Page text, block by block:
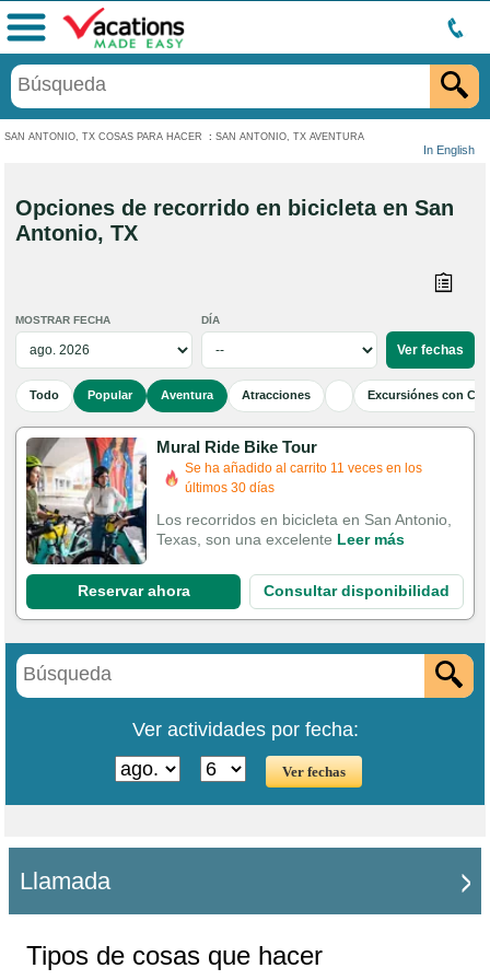
SAN ANTONIO, TX COSAS PARA HACER : SAN ANTONIO, TX AVENTURA
In English
Menú
Opciones de recorrido en bicicleta en San
Antonio, TX
MOSTRAR FECHA DÍA
Todo Popular Aventura Atracciones Excursiónes con
Mural Ride Bike Tour
Se ha añadido al carrito 11 veces en los
últimos 30 días
Los recorridos en bicicleta en San Antonio,
Texas, son una excelente Leer más
Reservar ahora Consultar disponibilidad
Ver actividades por fecha:
Llamada
Tipos de cosas que hacer